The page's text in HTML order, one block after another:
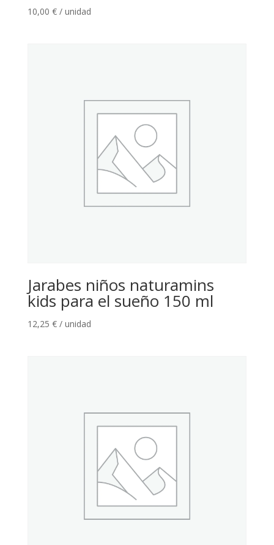
10,00 € / unidad
Jarabes niños naturamins
kids para el sueño 150 ml
12,25 € / unidad